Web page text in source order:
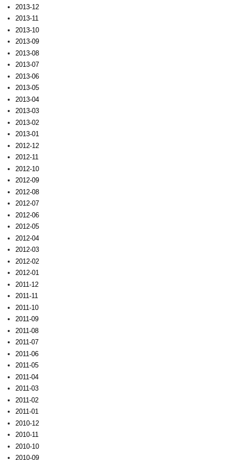
2013-12
2013-11
2013-10
2013-09
2013-08
2013-07
2013-06
2013-05
2013-04
2013-03
2013-02
2013-01
2012-12
2012-11
2012-10
2012-09
2012-08
2012-07
2012-06
2012-05
2012-04
2012-03
2012-02
2012-01
2011-12
2011-11
2011-10
2011-09
2011-08
2011-07
2011-06
2011-05
2011-04
2011-03
2011-02
2011-01
2010-12
2010-11
2010-10
2010-09